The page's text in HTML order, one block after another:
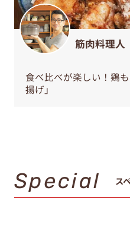
筋肉料理人
食べ比べが楽しい！鶏
揚げ」